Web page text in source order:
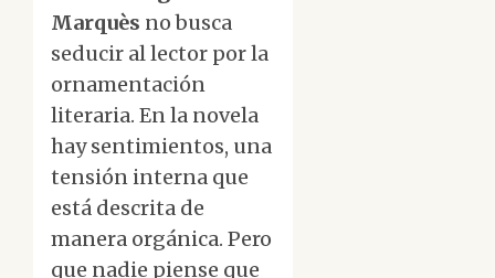
Marquès no busca
seducir al lector por la
ornamentación
literaria. En la novela
hay sentimientos, una
tensión interna que
está descrita de
manera orgánica. Pero
que nadie piense que